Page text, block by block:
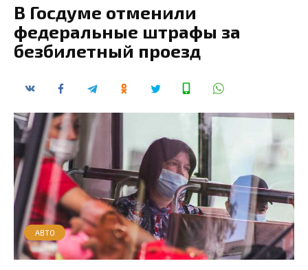
В Госдуме отменили
федеральные штрафы за
безбилетный проезд
АВТО